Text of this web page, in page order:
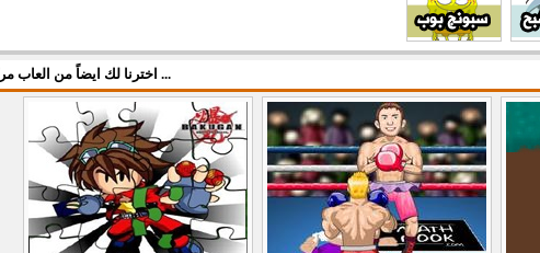
اخترنا لك ايضاً من العاب مركزي ...